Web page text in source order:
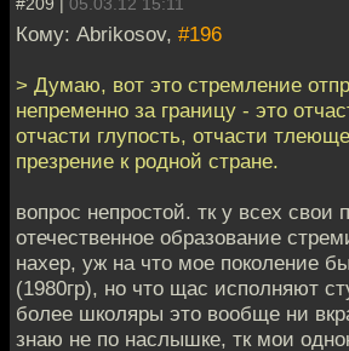
Кому: Abrikosov, #196
> Думаю, вот это стремление
непременно за границу - это
отчасти глупость, отчасти
презрение к родной стране.
вопрос непростой. тк у всех свои
отечественное образование
нахер, уж на что мое поколение
(1980гр), но что щас исполняют
более школяры это вообще ни
знаю не по наслышке, тк мои